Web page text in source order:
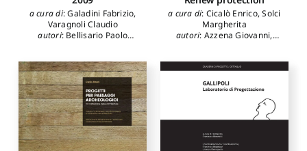
a cura di:Galadini Fabrizio,
Varagnoli Claudio
autori: Bellisario Paolo
Cipriani Clara,Clementi
Alberto,Colapietra Raffaele,
D'Antonio Maurizio,
di Nucci
Ada,Galadini Fabrizio,Gizzi
Fabrizio Terenzio,Pezzi
Aldo,Porcelli Francesco
Potenza Maria Rosaria,Redi
Fabio,Ridolfi Natascia,
a cura di: Cicalò Enrico,Solci
Margherita
autori: Azzena Giovanni,
Filippo Barbara,Falcidieno
Maria Linda
Francesca,Favrin Valentina
,Gola
Guermandi Maria
Pia,Ilardi Emiliano,Ippoliti
,Natalini Roberto
Perini Chiara,Petruzzi